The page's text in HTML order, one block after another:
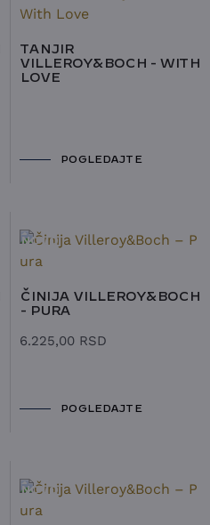
TANJIR
VILLEROY&BOCH - WITH
LOVE
POGLEDAJTE
NOVO
ČINIJA VILLEROY&BOCH
- PURA
6.225,00 RSD
POGLEDAJTE
NOVO